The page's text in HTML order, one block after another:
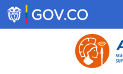
Pasar al contenido principal